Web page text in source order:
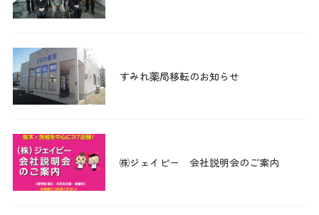
すみれ薬局移転のお知らせ
㈱ジェイピー 会社説明会のご案内